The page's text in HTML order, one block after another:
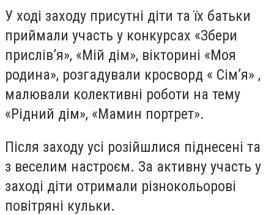
У ході заходу присутні діти та їх батьки
приймали участь у конкурсах «Збери
прислів’я», «Мій дім», вікторині «Моя
родина», розгадували кросворд « Сім’я» ,
малювали колективні роботи на тему
«Рідний дім», «Мамин портрет».
Після заходу усі розійшлися піднесені та
з веселим настроєм. За активну участь у
заході діти отримали різнокольорові
повітряні кульки.